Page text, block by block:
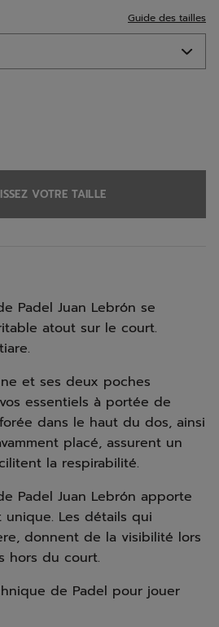
Guide des tailles
VOTRE TAILLE
Padel Juan Lebrón se
atout sur le court.
et ses deux poches
essentiels à portée de
dans le haut du dos, ainsi
placé, assurent un
la respirabilité.
Padel Juan Lebrón apporte
Les détails qui
donnent de la visibilité lors
hors du court.
de Padel pour jouer